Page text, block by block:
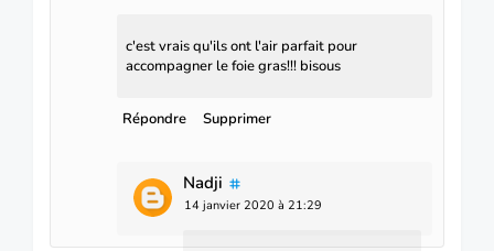
c'est vrais qu'ils ont l'air parfait pour
accompagner le foie gras!!! bisous
Répondre Supprimer
Nadji
14 janvier 2020 à 21:29